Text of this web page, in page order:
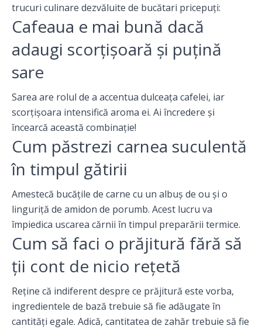
trucuri culinare dezvăluite de bucătari pricepuţi:
Cafeaua e mai bună dacă
adaugi scorţişoară şi puţină
sare
Sarea are rolul de a accentua dulceaţa cafelei, iar
scorţişoara intensifică aroma ei. Ai încredere şi
încearcă această combinaţie!
Cum păstrezi carnea suculentă
în timpul gătirii
Amestecă bucăţile de carne cu un albuş de ou şi o
linguriţă de amidon de porumb. Acest lucru va
împiedica uscarea cărnii în timpul preparării termice.
Cum să faci o prăjitură fără să
ţii cont de nicio reţetă
Reţine că indiferent despre ce prăjitură este vorba,
ingredientele de bază trebuie să fie adăugate în
cantităţi egale. Adică, cantitatea de zahăr trebuie să fie